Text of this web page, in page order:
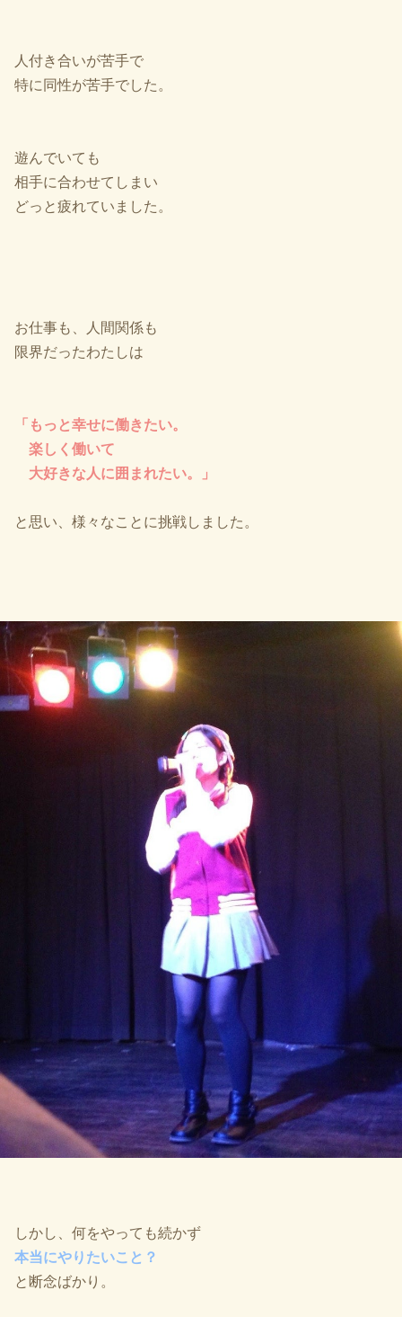
人付き合いが苦手で
特に同性が苦手でした。
遊んでいても
相手に合わせてしまい
どっと疲れていました。
お仕事も、人間関係も
限界だったわたしは
「もっと幸せに働きたい。
楽しく働いて
大好きな人に囲まれたい。」
と思い、様々なことに挑戦しました。
しかし、何をやっても続かず
本当にやりたいこと？
と断念ばかり。